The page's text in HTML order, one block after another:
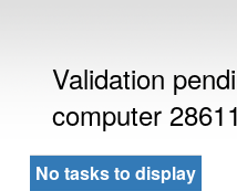
Validation
computer 28611
No tasks to display